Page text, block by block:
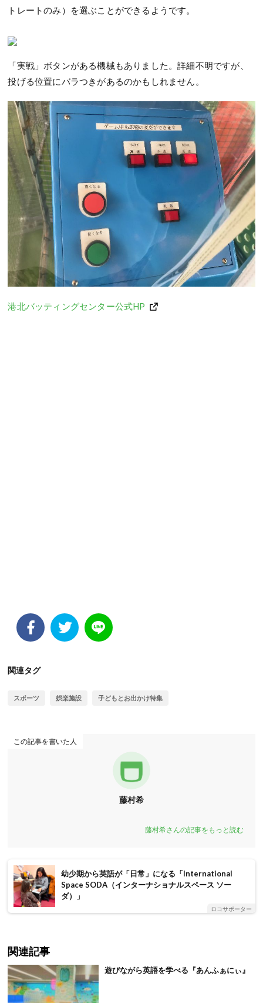
トレートのみ）を選ぶことができるようです。
「実戦」ボタンがある機械もありました。詳細不明ですが、
投げる位置にバラつきがあるのかもしれません。
港北バッティングセンター公式HP
関連タグ
スポーツ 娯楽施設 子どもとお出かけ特集
この記事を書いた人
藤村希
藤村希さんの記事をもっと読む
幼少期から英語が「日常」になる「International
Space SODA（インターナショナルスペース ソー
ダ）」
ロコサポーター
関連記事
遊びながら英語を学べる『あんふぁにぃ』